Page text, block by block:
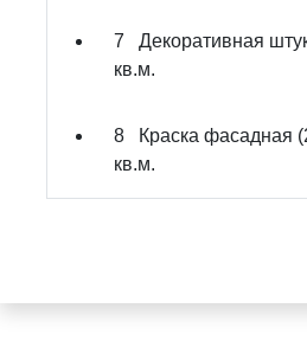
7 Декоративная
кв.м.
8 Краска фасадная
кв.м.